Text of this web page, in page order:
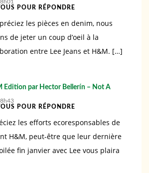
POUR RÉPONDRE
les pièces en denim, nous
de jeter un coup d’oeil à la
entre Lee Jeans et H&M. […]
Edition par Hector Bellerín – Not A
POUR RÉPONDRE
les efforts ecoresponsables de
H&M, peut-être que leur dernière
fin janvier avec Lee vous plaira